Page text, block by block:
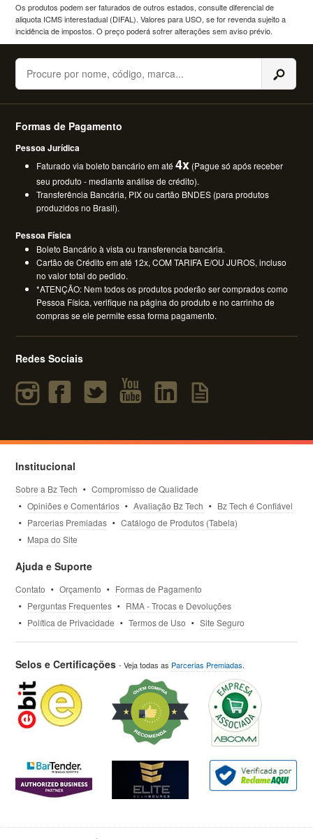
Os produtos podem ser faturados de outros estados, consulte diferencial de
aliquota ICMS interestadual (DIFAL). Valores para USO, se for revenda sujeito a
incidência de impostos. O preço poderá sofrer alterações sem aviso prévio.
Buscar
Formas de Pagamento
Pessoa Jurídica
Faturado via boleto bancário em até4x (Pague só após receber
seu produto - mediante análise de crédito).
Transferência Bancária, PIX ou cartão BNDES (para produtos
produzidos no Brasil).
Pessoa Física
Boleto Bancário à vista ou transferencia bancária.
Cartão de Crédito em até 12x, COM TARIFA E/OU JUROS, incluso
no valor total do pedido.
*ATENÇÃO: Nem todos os produtos poderão ser comprados como
Pessoa Física, verifique na página do produto e no carrinho de
compras se ele permite essa forma pagamento.
Redes Sociais
Institucional
Sobre a Bz Tech
Compromisso de Qualidade
Opiniões e Comentários
Avaliação Bz Tech
Bz Tech é Confiável
Parcerias Premiadas
Catálogo de Produtos (Tabela)
Mapa do Site
Ajuda e Suporte
Contato Orçamento
Formas de Pagamento
Perguntas Frequentes
RMA - Trocas e Devoluções
Política de Privacidade
Termos de Uso Site Seguro
Selos e Certificações- Veja todas as Parcerias Premiadas.